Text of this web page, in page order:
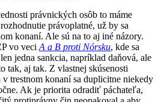
právnických osôb to máme
právoplatné, už by sa
konaní. Ale sú na to aj iné názory.
vo veci A a B proti Nórsku, kde sa
jedna sankcia, napríklad daňová, ale
tak, aj tak. Z vlastnej skúsenosti
trestnom konaní sa duplicitne niekedy
Ak je priorita odradiť páchateľa,